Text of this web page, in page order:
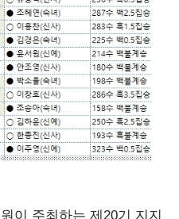
이 주최하는 제20기 지지